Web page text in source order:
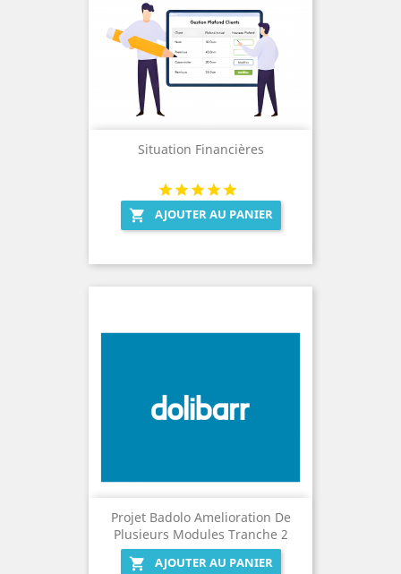
Situation Financières
 AJOUTER AU PANIER
Projet Badolo Amelioration De
Plusieurs Modules Tranche 2

AJOUTER AU PANIER